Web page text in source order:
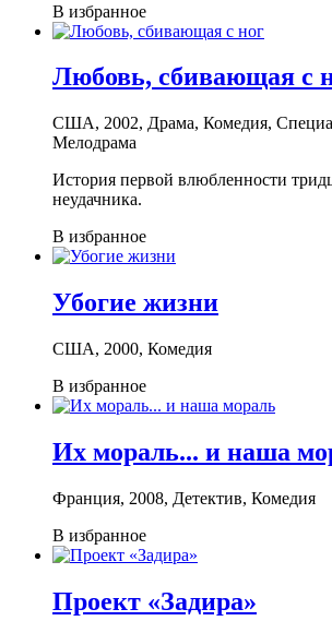
В избранное
Любовь, сбивающая с
США, 2002, Драма, Комедия,
Мелодрама
История первой влюбленности
неудачника.
В избранное
Убогие жизни
США, 2000, Комедия
В избранное
Их мораль... и наша
Франция, 2008, Детектив, Комедия
В избранное
Проект «Задира»